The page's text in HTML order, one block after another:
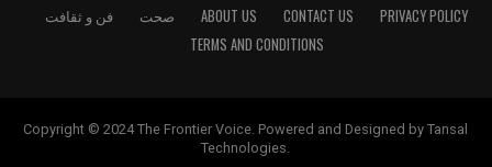
فن و ثقافت
صحت ABOUT US CONTACT US
PRIVACY POLICY
TERMS AND CONDITIONS
Copyright © 2024 The Frontier Voice. Powered and Designed by Tansal
Technologies.